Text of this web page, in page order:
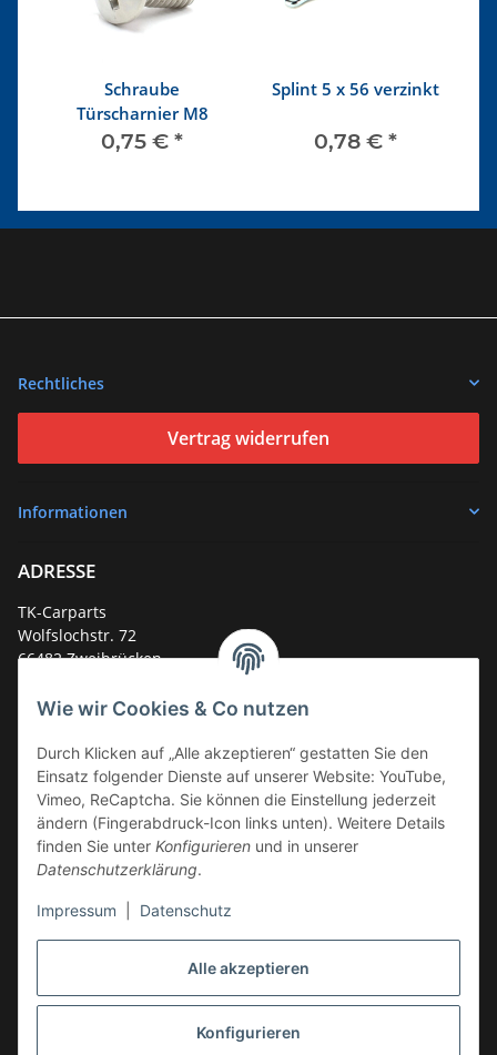
Alle akzeptieren
Konfigurieren
Wie wir Cookies & Co nutzen
Durch Klicken auf „Alle akzeptieren“ gestatten Sie den
Einsatz folgender Dienste auf unserer Website: YouTube,
Vimeo, ReCaptcha. Sie können die Einstellung jederzeit
ändern (Fingerabdruck-Icon links unten). Weitere Details
finden Sie unter Konfigurieren und in unserer
Datenschutzerklärung.
Impressum Datenschutz
Schraube
Türscharnier M8
0,75 € *
Splint 5 x 56 verzinkt
0,78 € *
Rechtliches
Vertrag widerrufen
Informationen
ADRESSE
TK-Carparts
Wolfslochstr. 72
66482 Zweibrücken
Service-Hotline +49 (0)6332 - 48 58 48
E-Mail:mail@tk-carparts.de
Montag-Donnerstag von 13 bis 16 Uhr